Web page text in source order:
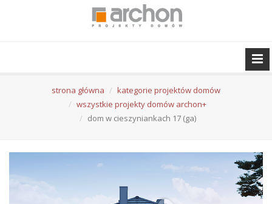
strona główna
kategorie projektów domów
wszystkie projekty domów archon+
dom w cieszyniankach 17 (ga)